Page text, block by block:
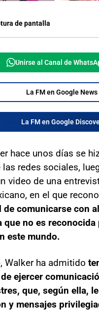
de pantalla
Unirse al Canal de
La FM en Google News
La FM en Google
hace unos días se
las redes sociales,
video de una
en el que
de comunicarse con
que no es
este mundo.
Walker ha admitido
ejercer
que, según ella,
y mensajes